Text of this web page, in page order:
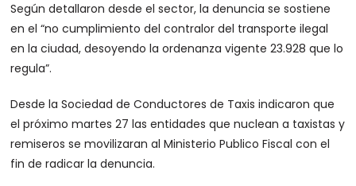
Según detallaron desde el sector, la denuncia se sostiene
en el “no cumplimiento del contralor del transporte ilegal
en la ciudad, desoyendo la ordenanza vigente 23.928 que lo
regula”.
Desde la Sociedad de Conductores de Taxis indicaron que
el próximo martes 27 las entidades que nuclean a taxistas y
remiseros se movilizaran al Ministerio Publico Fiscal con el
fin de radicar la denuncia.